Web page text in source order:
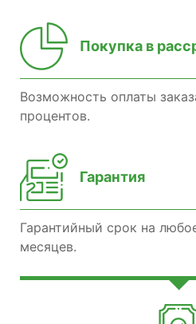
Покупка в
Возможность оплаты
процентов.
Гарантия
Гарантийный срок на
месяцев.